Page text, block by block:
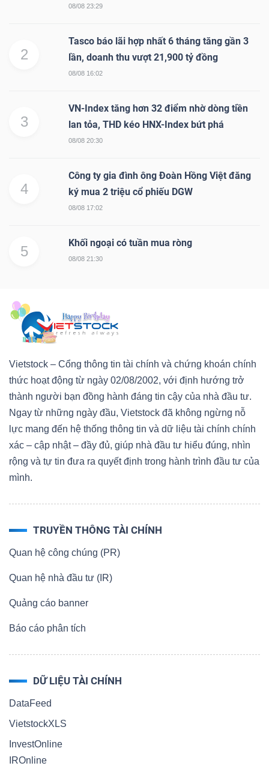
08/08 23:29
2
Tasco báo lãi hợp nhất 6 tháng tăng gần 3
lần, doanh thu vượt 21,900 tỷ đồng
08/08 16:02
3
VN-Index tăng hơn 32 điểm nhờ dòng tiền
lan tỏa, THD kéo HNX-Index bứt phá
08/08 20:30
4
Công ty gia đình ông Đoàn Hồng Việt đăng
ký mua 2 triệu cổ phiếu DGW
08/08 17:02
5
Khối ngoại có tuần mua ròng
08/08 21:30
Vietstock – Cổng thông tin tài chính và chứng khoán chính
thức hoạt động từ ngày 02/08/2002, với định hướng trở
thành người bạn đồng hành đáng tin cậy của nhà đầu tư.
Ngay từ những ngày đầu, Vietstock đã không ngừng nỗ
lực mang đến hệ thống thông tin và dữ liệu tài chính chính
xác – cập nhật – đầy đủ, giúp nhà đầu tư hiểu đúng, nhìn
rộng và tự tin đưa ra quyết định trong hành trình đầu tư của
mình.
TRUYỀN THÔNG TÀI CHÍNH
Quan hệ công chúng (PR)
Quan hệ nhà đầu tư (IR)
Quảng cáo banner
Báo cáo phân tích
DỮ LIỆU TÀI CHÍNH
DataFeed
VietstockXLS
InvestOnline
IROnline